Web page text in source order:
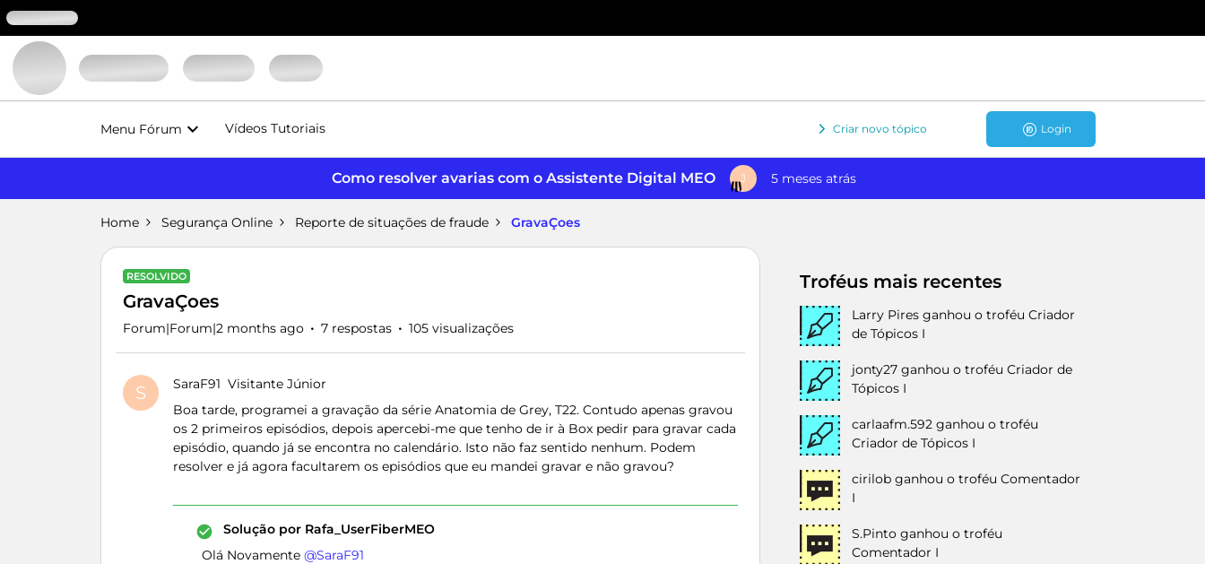
Menu Fórum Vídeos Tutoriais Criar novo tópico Login
Como resolver avarias com o Assistente Digital MEO J 5 meses atrás
Home Segurança Online Reporte de situações de fraude GravaÇoes
RESOLVIDO
GravaÇoes
Forum|Forum|2 months ago 7 respostas 105 visualizações
S SaraF91 Visitante Júnior
Boa tarde, programei a gravação da série Anatomia de Grey, T22. Contudo apenas gravou
os 2 primeiros episódios, depois apercebi-me que tenho de ir à Box pedir para gravar cada
episódio, quando já se encontra no calendário. Isto não faz sentido nenhum. Podem
resolver e já agora facultarem os episódios que eu mandei gravar e não gravou?
Solução por Rafa_UserFiberMEO
Olá Novamente ​ @SaraF91
Troféus mais recentes
Larry Pires ganhou o troféu Criador
de Tópicos I
jonty27 ganhou o troféu Criador de
Tópicos I
carlaafm.592 ganhou o troféu
Criador de Tópicos I
cirilob ganhou o troféu Comentador
I
S.Pinto ganhou o troféu
Comentador I